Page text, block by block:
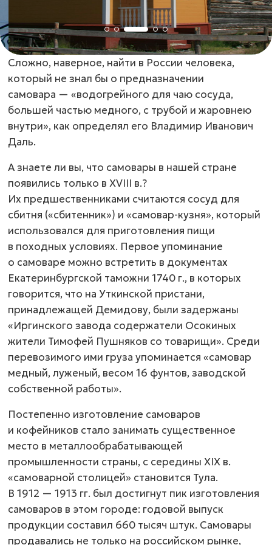
Сложно, наверное, найти в России человека,
который не знал бы о предназначении
самовара — «водогрейного для чаю сосуда,
большей частью медного, с трубой и жаровнею
внутри», как определял его Владимир Иванович
Даль.
А знаете ли вы, что самовары в нашей стране
появились только в ХVIII в.?
Их предшественниками считаются сосуд для
сбитня («сбитенник») и «самовар-кузня», который
использовался для приготовления пищи
в походных условиях. Первое упоминание
о самоваре можно встретить в документах
Екатеринбургской таможни 1740 г., в которых
говорится, что на Уткинской пристани,
принадлежащей Демидову, были задержаны
«Иргинского завода содержатели Осокиных
жители Тимофей Пушняков со товарищи». Среди
перевозимого ими груза упоминается «самовар
медный, луженый, весом 16 фунтов, заводской
собственной работы».
Постепенно изготовление самоваров
и кофейников стало занимать существенное
место в металлообрабатывающей
промышленности страны, с середины ХIХ в.
«самоварной столицей» становится Тула.
В 1912 — 1913 гг. был достигнут пик изготовления
самоваров в этом городе: годовой выпуск
продукции составил 660 тысяч штук. Самовары
продавались не только на российском рынке,